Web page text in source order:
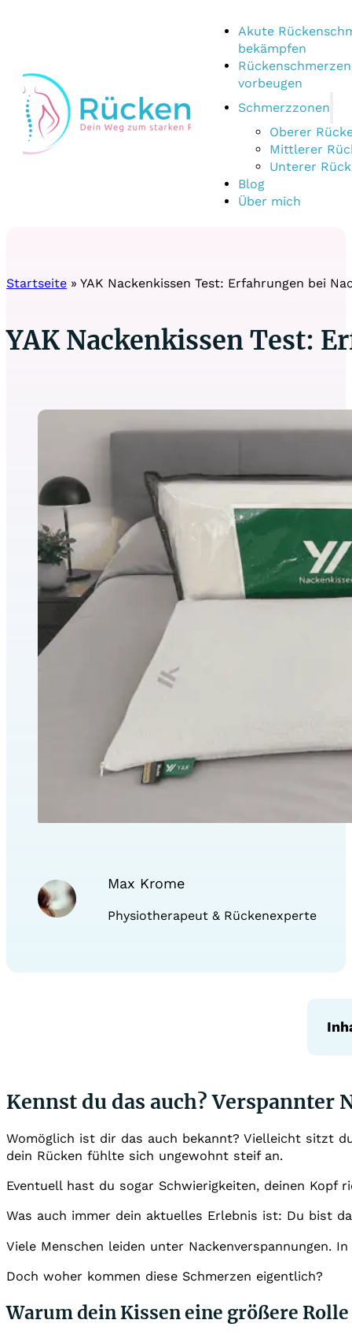
Akute
bekämpfen
vorbeugen
Schmerzzonen
Oberer
Mittlerer
Unterer
Blog
Über mich
Startseite » YAK Nackenkissen Test: Erfahrungen bei
YAK Nackenkissen Test:
Max Krome
Physiotherapeut & Rückenexperte
Kennst du das auch? Verspannter
Womöglich ist dir das auch bekannt? Vielleicht sitzt
dein Rücken fühlte sich ungewohnt steif an.
Eventuell hast du sogar Schwierigkeiten, deinen Kopf
Was auch immer dein aktuelles Erlebnis ist: Du bist
Viele Menschen leiden unter Nackenverspannungen.
Doch woher kommen diese Schmerzen eigentlich?
Warum dein Kissen eine größere